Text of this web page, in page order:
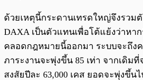
ด้วยเหตุนี้กระดานเทรดใหญ่จึงรวม
DAXA เป็นตัวแทนเพื่อโต้แย้งว่าหา
คลอดกฎหมายนี้ออกมา ระบบจะถึง
ภาระงานจะพุ่งขึ้น 85 เท่า จากเดิมที่
สงสัยปีละ 63,000 เคส ยอดจะพุ่งขึ้น